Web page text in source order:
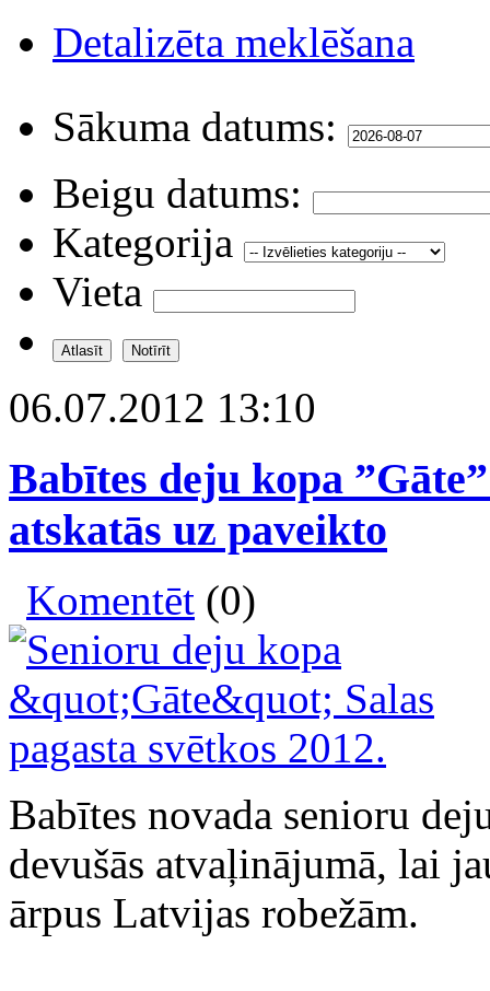
Detalizēta meklēšana
Sākuma datums:
Beigu datums:
Kategorija
Vieta
06.07.2012 13:10
Babītes deju kopa
atskatās uz paveikto
Komentēt (0)
Babītes novada senioru
devušās atvaļinājumā, lai
ārpus Latvijas robežām.